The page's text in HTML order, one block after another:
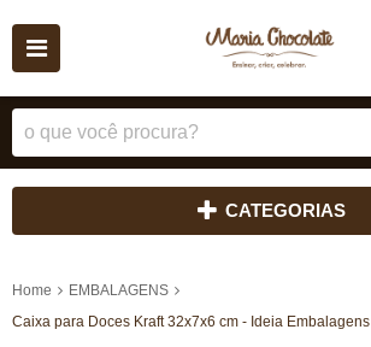
CATEGORIAS
Home
EMBALAGENS
Caixa para Doces Kraft 32x7x6 cm - Ideia Embalagens